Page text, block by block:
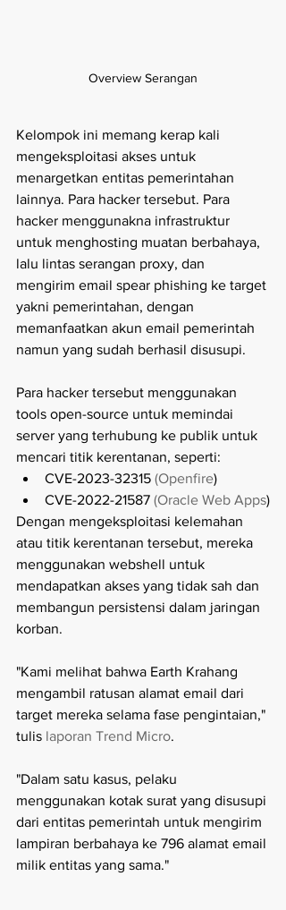
Overview Serangan
Kelompok ini memang kerap kali
mengeksploitasi akses untuk
menargetkan entitas pemerintahan
lainnya. Para hacker tersebut. Para
hacker menggunakna infrastruktur
untuk menghosting muatan berbahaya,
lalu lintas serangan proxy, dan
mengirim email spear phishing ke target
yakni pemerintahan, dengan
memanfaatkan akun email pemerintah
namun yang sudah berhasil disusupi.
Para hacker tersebut menggunakan
tools open-source untuk memindai
server yang terhubung ke publik untuk
mencari titik kerentanan, seperti:
CVE-2023-32315 (Openfire)
CVE-2022-21587 (Oracle Web Apps)
Dengan mengeksploitasi kelemahan
atau titik kerentanan tersebut, mereka
menggunakan webshell untuk
mendapatkan akses yang tidak sah dan
membangun persistensi dalam jaringan
korban.
"Kami melihat bahwa Earth Krahang
mengambil ratusan alamat email dari
target mereka selama fase pengintaian,"
tulis laporan Trend Micro.
"Dalam satu kasus, pelaku
menggunakan kotak surat yang disusupi
dari entitas pemerintah untuk mengirim
lampiran berbahaya ke 796 alamat email
milik entitas yang sama."